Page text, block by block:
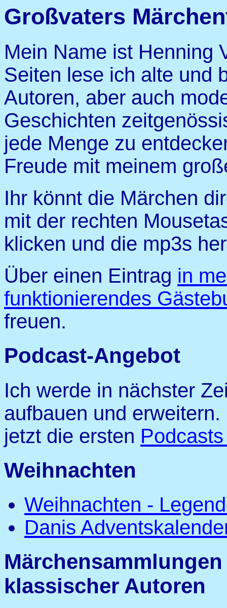
Großvaters
Mein Name ist Henning
Seiten lese ich alte und
Autoren, aber auch
Geschichten
jede Menge zu
Freude mit meinem
Ihr könnt die Märchen
mit der rechten
klicken und die mp3s
Über einen Eintrag in
funktionierendes
freuen.
Podcast-Angebot
Ich werde in nächster
aufbauen und
jetzt die ersten
Weihnachten
Weihnachten -
Danis
klassischer Autoren